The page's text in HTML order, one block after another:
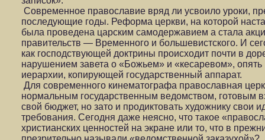
Современное православие вряд ли усвоило уроки,
последующие годы. Реформа церкви, на которой
была проведена царским самодержавием а стала
правительств — Временного и большевистского. И
как господствующей доктрины происходит почти в
нарушением завета о «Божьем» и «кесаревом», опять
иерархии, копирующей государственный аппарат.
Для современного кинематографа православная
нормальным государственным ведомством, готовым
свой бюджет, но зато и продиктовать художнику свои
требования. Сегодня даже неясно, что такое
христианских ценностей на экране или то, что в